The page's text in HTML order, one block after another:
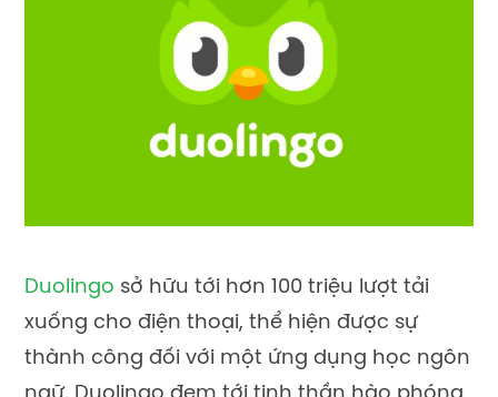
Duolingo sở hữu tới hơn 100 triệu lượt tải
xuống cho điện thoại, thể hiện được sự
thành công đối với một ứng dụng học ngôn